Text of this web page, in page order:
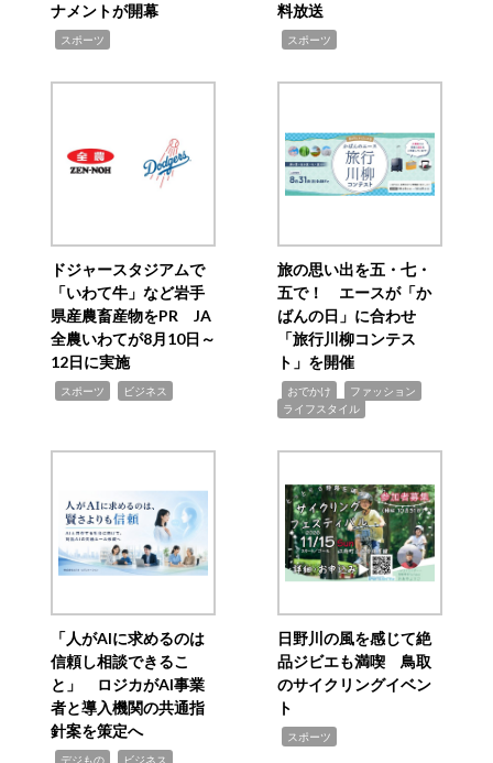
ナメントが開幕
スポーツ
料放送
スポーツ
ドジャースタジアムで
「いわて牛」など岩手
県産農畜産物をPR JA
全農いわてが8月10日～
12日に実施
スポーツ ビジネス
旅の思い出を五・七・
五で！ エースが「か
ばんの日」に合わせ
「旅行川柳コンテス
ト」を開催
おでかけ ファッション
ライフスタイル
「人がAIに求めるのは
信頼し相談できるこ
と」 ロジカがAI事業
者と導入機関の共通指
針案を策定へ
デジもの ビジネス
日野川の風を感じて絶
品ジビエも満喫 鳥取
のサイクリングイベン
ト
スポーツ